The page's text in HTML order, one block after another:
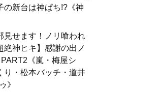
の新台は神ぱち!?《神
見せます！ノリ喰われ
絶神ヒキ】感謝の出ノ
PART2《嵐・梅屋シ
り・松本バッチ・道井
》